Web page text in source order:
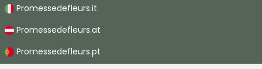
Promessedefleurs.it
Promessedefleurs.at
Promessedefleurs.pt